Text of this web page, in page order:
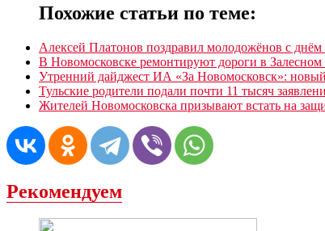
Похожие статьи по теме:
Алексей Платонов поздравил молодожёнов с днём
В Новомосковске ремонтируют дороги в
Утренний дайджест ИА «За Новомосковск»:
Тульские родители подали почти 11 тысяч
Жителей Новомосковска призывают встать на
Рекомендуем